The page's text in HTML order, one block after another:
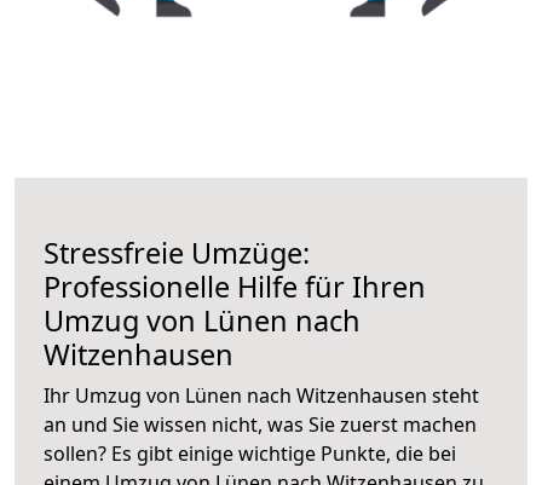
Stressfreie Umzüge:
Professionelle Hilfe für Ihren
Umzug von Lünen nach
Witzenhausen
Ihr Umzug von Lünen nach Witzenhausen steht
an und Sie wissen nicht, was Sie zuerst machen
sollen? Es gibt einige wichtige Punkte, die bei